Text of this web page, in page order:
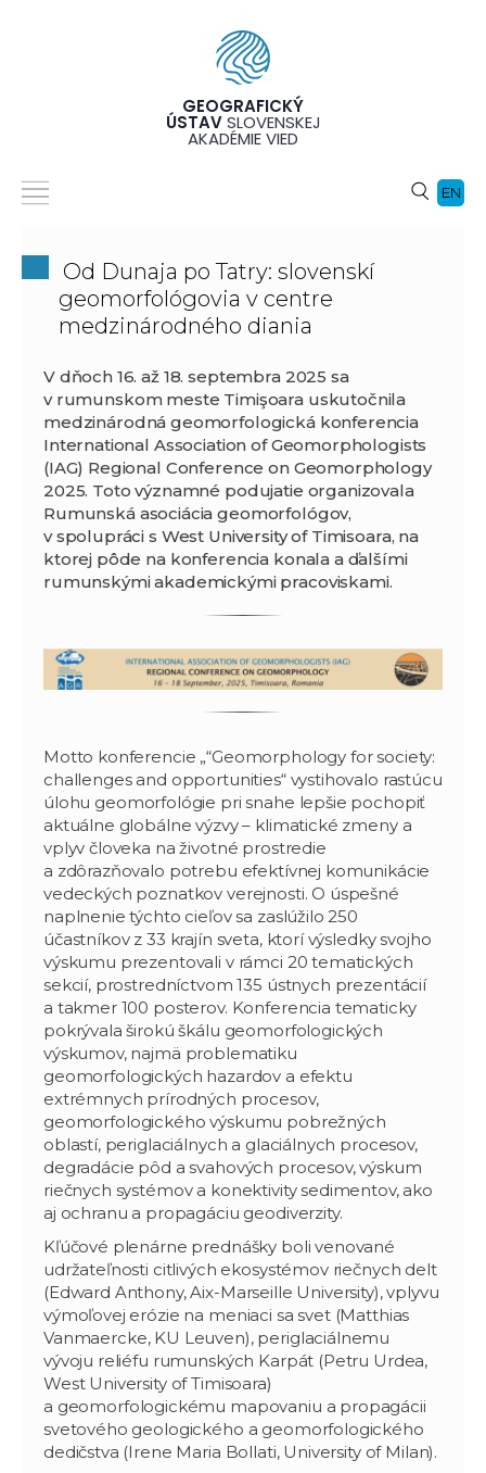
GEOGRAFICKÝ
ÚSTAVSLOVENSKEJ
AKADÉMIE VIED
EN
Od Dunaja po Tatry: slovenskí
geomorfológovia v centre
medzinárodného diania
V dňoch 16. až 18. septembra 2025 sa
v rumunskom meste Timişoara uskutočnila
medzinárodná geomorfologická konferencia
International Association of Geomorphologists
(IAG) Regional Conference on Geomorphology
2025. Toto významné podujatie organizovala
Rumunská asociácia geomorfológov,
v spolupráci s West University of Timisoara, na
ktorej pôde na konferencia konala a ďalšími
rumunskými akademickými pracoviskami.
Motto konferencie „“Geomorphology for society:
challenges and opportunities“ vystihovalo rastúcu
úlohu geomorfológie pri snahe lepšie pochopiť
aktuálne globálne výzvy – klimatické zmeny a
vplyv človeka na životné prostredie
a zdôrazňovalo potrebu efektívnej komunikácie
vedeckých poznatkov verejnosti. O úspešné
naplnenie týchto cieľov sa zaslúžilo 250
účastníkov z 33 krajín sveta, ktorí výsledky svojho
výskumu prezentovali v rámci 20 tematických
sekcií, prostredníctvom 135 ústnych prezentácií
a takmer 100 posterov. Konferencia tematicky
pokrývala širokú škálu geomorfologických
výskumov, najmä problematiku
geomorfologických hazardov a efektu
extrémnych prírodných procesov,
geomorfologického výskumu pobrežných
oblastí, periglaciálnych a glaciálnych procesov,
degradácie pôd a svahových procesov, výskum
riečnych systémov a konektivity sedimentov, ako
aj ochranu a propagáciu geodiverzity.
Kľúčové plenárne prednášky boli venované
udržateľnosti citlivých ekosystémov riečnych delt
(Edward Anthony, Aix-Marseille University), vplyvu
výmoľovej erózie na meniaci sa svet (Matthias
Vanmaercke, KU Leuven), periglaciálnemu
vývoju reliéfu rumunských Karpát (Petru Urdea,
West University of Timisoara)
a geomorfologickému mapovaniu a propagácii
svetového geologického a geomorfologického
dedičstva (Irene Maria Bollati, University of Milan).